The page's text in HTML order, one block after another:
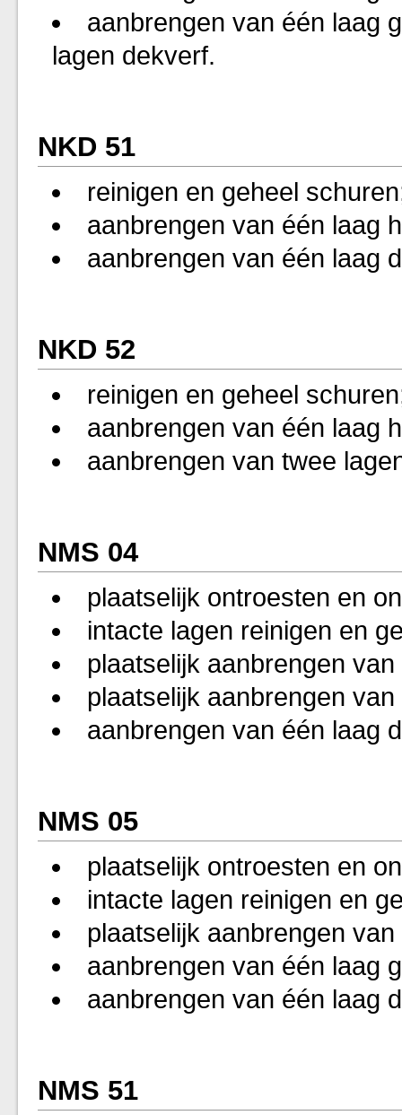
aanbrengen van één laag
lagen dekverf.
NKD 51
reinigen en geheel
aanbrengen van één laag
aanbrengen van één laag
NKD 52
reinigen en geheel
aanbrengen van één laag
aanbrengen van twee
NMS 04
plaatselijk ontroesten en
intacte lagen reinigen en
plaatselijk aanbrengen
plaatselijk aanbrengen
aanbrengen van één laag
NMS 05
plaatselijk ontroesten en
intacte lagen reinigen en
plaatselijk aanbrengen
aanbrengen van één laag
aanbrengen van één laag
NMS 51